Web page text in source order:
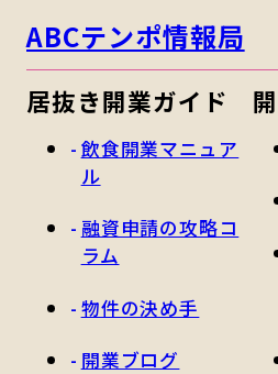
ABCテンポ情報局
居抜き開業ガイド
飲食開業マニュア
ル
融資申請の攻略コ
ラム
物件の決め手
開業ブログ